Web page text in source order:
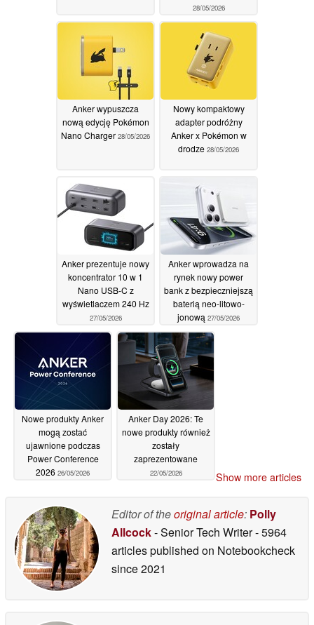
28/05/2026
Anker wypuszcza
nową edycję Pokémon
Nano Charger 28/05/2026
Nowy kompaktowy
adapter podróżny
Anker x Pokémon w
drodze 28/05/2026
Anker prezentuje nowy
koncentrator 10 w 1
Nano USB-C z
wyświetlaczem 240 Hz
27/05/2026
Anker wprowadza na
rynek nowy power
bank z bezpieczniejszą
baterią neo-litowo-
jonową 27/05/2026
Nowe produkty Anker
mogą zostać
ujawnione podczas
Power Conference
2026 26/05/2026
Anker Day 2026: Te
nowe produkty również
zostały
zaprezentowane
22/05/2026 Show more articles
Editor of theoriginal article: Polly
Allcock- Senior Tech Writer- 5964
articles published on Notebookcheck
since 2021